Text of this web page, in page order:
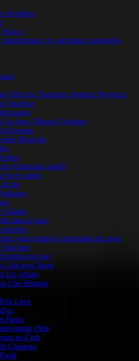
réception
Nous ?
tv, enceintes connectées,
Office de Tourisme Ventoux Provence
Vaucluse
pages
Un Jour / Blason Toujours
Raconte
Musicale
(chronique santé)
en parle
Culture
dans le parc
vous emploi et formation du mois
du jour
Café avec René
Un village
Une Histoire
Love
Parlat
vôtre
au Club
Chapeau